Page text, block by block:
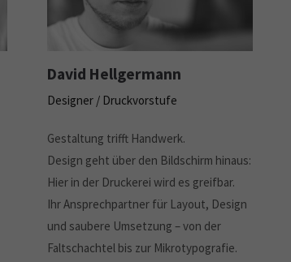
David Hellgermann
Designer / Druckvorstufe
Gestaltung trifft Handwerk.
Design geht über den Bildschirm hinaus:
Hier in der Druckerei wird es greifbar.
Ihr Ansprechpartner für Layout, Design
und saubere Umsetzung – von der
Faltschachtel bis zur Mikrotypografie.